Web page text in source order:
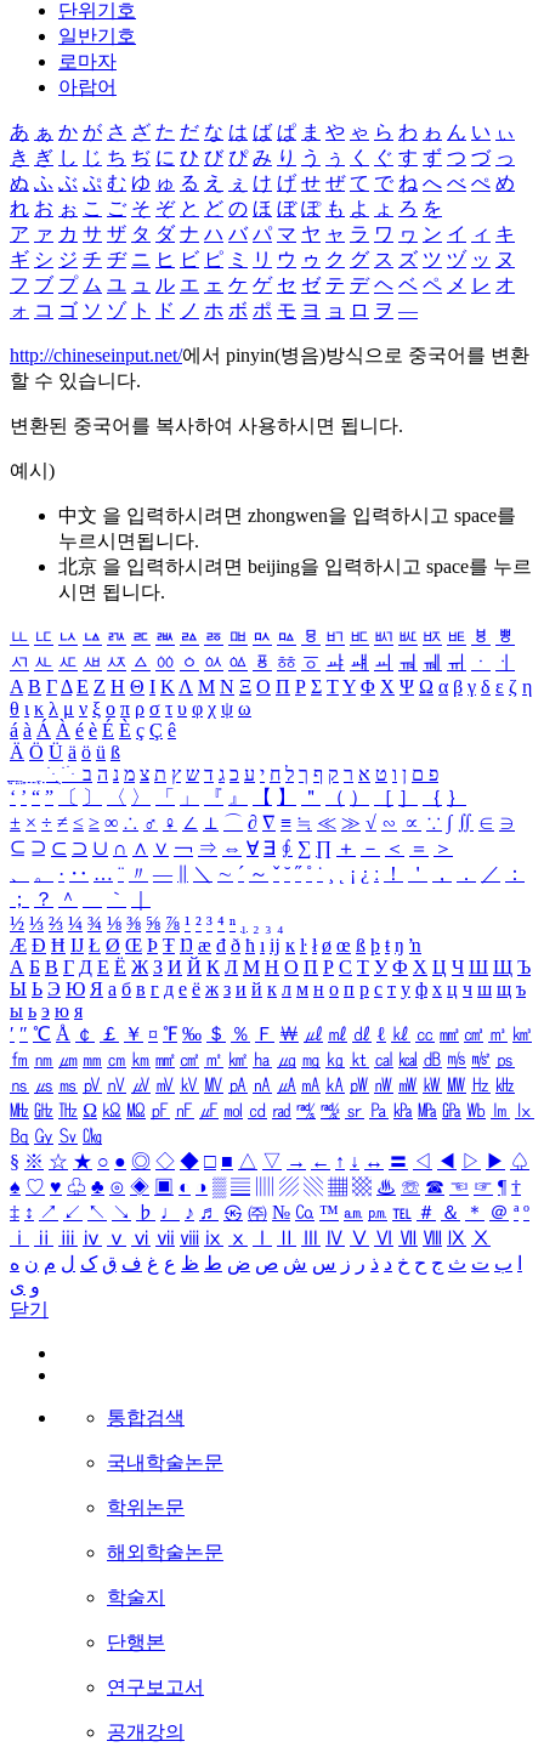
단위기호
일반기호
로마자
아랍어
あ ぁ か が さ ざ た だ な は ば ぱ ま や ゃ ら わ ゎ ん い ぃ
き ぎ し じ ち ぢ に ひ び ぴ み り う ぅ く ぐ す ず つ づ っ
ぬ ふ ぶ ぷ む ゆ ゅ る え ぇ け げ せ ぜ て で ね へ べ ぺ め
れ お ぉ こ ご そ ぞ と ど の ほ ぼ ぽ も よ ょ ろ を
ア ァ カ サ ザ タ ダ ナ ハ バ パ マ ヤ ャ ラ ワ ヮ ン イ ィ キ
ギ シ ジ チ ヂ ニ ヒ ビ ピ ミ リ ウ ゥ ク グ ス ズ ツ ヅ ッ ヌ
フ ブ プ ム ユ ュ ル エ ェ ケ ゲ セ ゼ テ デ ヘ ベ ペ メ レ オ
ォ コ ゴ ソ ゾ ト ド ノ ホ ボ ポ モ ヨ ョ ロ ヲ ―
http://chineseinput.net/에서 pinyin(병음)방식으로 중국어를 변환
할 수 있습니다.
변환된 중국어를 복사하여 사용하시면 됩니다.
예시)
中文 을 입력하시려면 zhongwen을 입력하시고 space를
누르시면됩니다.
北京 을 입력하시려면 beijing을 입력하시고 space를 누르
시면 됩니다.
ㅥ ㅦ ㅧ ㅨ ㅩ ㅪ ㅫ ㅬ ㅭ ㅮ ㅯ ㅰ ㅱ ㅲ ㅳ ㅴ ㅵ ㅶ ㅷ ㅸ
ㅹ
ㅺ ㅻ ㅼ ㅽ ㅾ ㅿ ㆀ ㆁ ㆂ ㆃ ㆄ ㆅ ㆆ ㆇ ㆈ ㆉ ㆊ ㆋ ㆌ ㆍ
ㆎ
Α Β ΓΔ Ε Ζ Η Θ Ι ΚΛ Μ Ν Ξ Ο Π Ρ Σ ΤΥ Φ Χ Ψ Ω α β γ δ ε ζ η
θ ι κ λ μ ν ξ ο π ρ σ τ υ φ χ ψ ω
á à Á À é è É È ç Ç ê
Ä Ö Ü ä ö ü ß
ִֶֹ ֻּ ׁׂ פ ם ן ו ט א ר ק ף ך ל ח י ע כ ג ד ש ץ ת צ מ נ ה ב
‘ ’ “ ” 〔 〕 〈 〉 「 」 『 』 【 】 ＂ （ ） ［ ］ ｛ ｝
± × ÷ ≠ ≤ ≥ ∞ ∴ ♂ ♀ ∠ ⊥ ⌒ ∂ ∇ ≡ ≒ ≪ ≫ √ ∽ ∝ ∵ ∫ ∬ ∈ ∋
⊆ ⊇ ⊂ ⊃ ∪ ∩ ∧ ∨ ￢ ⇒ ⇔ ∀ ∃ ∮ ∑ ∏ ＋ － ＜ ＝
＞
、
。 · ‥ … ¨ 〃 ― ＼ ∼ ´ ～ ˇ ˘ ˝ ˚ ˙ ¸ ¡ ¿ ː ！ ＇ ， ． ／
：
；
？ ＾ ｀
½ ⅓ ⅔ ¼ ¾ ⅛ ⅜ ⅝ ⅞ ¹ ² ³ ⁴ ⁿ ₁ ₂ ₃ ₄
Æ Ð Ħ Ĳ Ł Ø Œ Þ Ŧ Ŋ æ đ ð ħ ı ĳ ĸ ŀ ł ø œ ß þ ŧ ŋ ŉ
А Б В Г Д Е Ё Ж З И Й К Л М Н О П Р С Т У Ф Х Ц Ч Ш Щ Ъ
Ы Ь Э Ю Я а б в г д е ё ж з и й к л м н о п р с т у ф х ц ч ш щ ъ
ы ь э ю я
′ ″ ℃ Å ￠ ￡ ￥ ¤ ℉ ‰ ＄ ％ Ｆ ￦ ㎕ ㎖ ㎗ ℓ ㎘ ㏄ ㎣ ㎤ ㎥ ㎦
㎙ ㎚ ㎛ ㎜ ㎝ ㎞ ㎟ ㎠ ㎡ ㎢ ㏊ ㎍ ㎎ ㎏ ㏏ ㎈ ㎉ ㏈ ㎧ ㎨ ㎰
㎱ ㎲ ㎳ ㎴ ㎵ ㎶ ㎷ ㎸ ㎹ ㎀ ㎁ ㎂ ㎃ ㎄ ㎺ ㎻ ㎽ ㎾ ㎿ ㎐ ㎑
㎒ ㎓ ㎔ Ω ㏀ ㏁ ㎊ ㎋ ㎌ ㏖ ㏅ ㎭ ㎮ ㎯ ㏛ ㎩ ㎪ ㎫ ㎬ ㏝ ㏐
㏓
㏃ ㏉ ㏜ ㏆
§ ※ ☆ ★ ○ ● ◎ ◇ ◆ □ ■ △ ▽ → ← ↑ ↓ ↔ 〓 ◁ ◀ ▷ ▶ ♤
♠ ♡ ♥ ♧ ♣ ⊙ ◈ ▣ ◐ ◑ ▒ ▤ ▨ ▧ ▦ ▩ ♨ ☏ ☎ ☜ ☞ ¶ †
‡ ↕ ↗ ↙ ↖ ↘ ♭ ♩ ♪ ♬ ㉿ ㈜ № ㏇ ™ ㏂ ㏘ ℡ ＃ ＆ ＊ ＠ ª º
ⅰ
ⅱ ⅲ ⅳ ⅴ ⅵ ⅶ ⅷ ⅸ ⅹ Ⅳ Ⅴ Ⅵ Ⅶ Ⅷ Ⅸ Ⅹ
ب ت ث ج ح خ د ذ ر ز س ش ص ض ط ظ ع غ ف ق ک ل م ن ه
و ی
닫기
통합검색
국내학술논문
학위논문
해외학술논문
학술지
단행본
연구보고서
공개강의